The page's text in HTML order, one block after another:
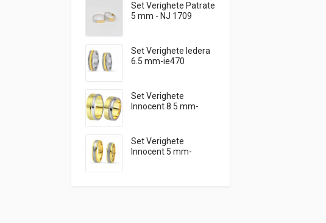
Set Verighete Patrate
5 mm - NJ 1709
Set Verighete Iedera
6.5 mm-ie470
Set Verighete
Innocent 8.5 mm-
Set Verighete
Innocent 5 mm-